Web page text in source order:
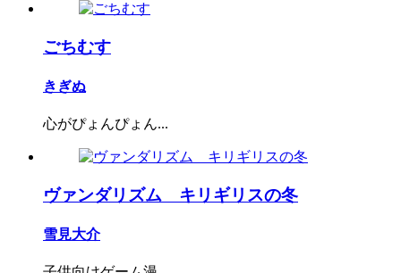
ごちむす
きぎぬ
心がぴょんぴょん...
ヴァンダリズム キリギリスの冬
雪見大介